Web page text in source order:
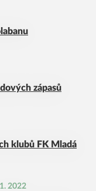
zápasů
klubů FK Mladá
2022